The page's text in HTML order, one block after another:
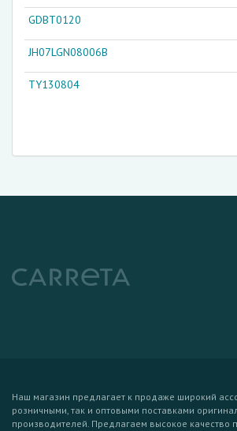
GDBT0120
JH07LGN08006B
TY130804
Наш магазин предлагает к продаже широкий
розничными, так и оптовыми поставками
производителей. Предлагаем высокое